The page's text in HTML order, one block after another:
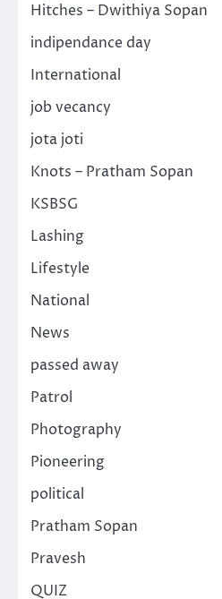
Hitches – Dwithiya Sopan
indipendance day
International
job vecancy
jota joti
Knots – Pratham Sopan
KSBSG
Lashing
Lifestyle
National
News
passed away
Patrol
Photography
Pioneering
political
Pratham Sopan
Pravesh
QUIZ